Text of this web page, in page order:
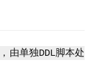
由单独DDL脚本处